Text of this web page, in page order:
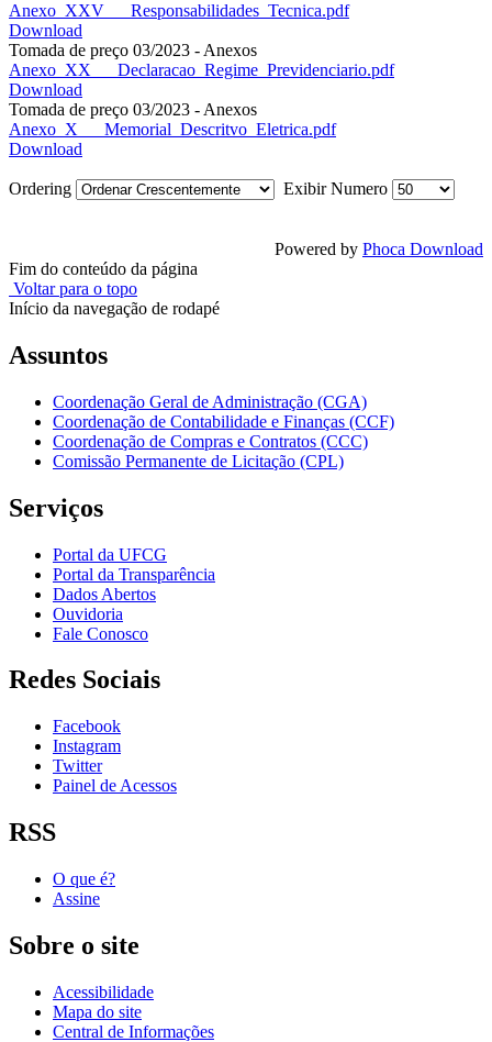
Anexo_XXV___Responsabilidades_Tecnica.pdf
Download
Tomada de preço 03/2023 - Anexos
Anexo_XX___Declaracao_Regime_Previdenciario.pdf
Download
Tomada de preço 03/2023 - Anexos
Anexo_X___Memorial_Descritvo_Eletrica.pdf
Download
Ordering Exibir Numero
Powered by Phoca Download
Fim do conteúdo da página
Voltar para o topo
Início da navegação de rodapé
Assuntos
Coordenação Geral de Administração (CGA)
Coordenação de Contabilidade e Finanças (CCF)
Coordenação de Compras e Contratos (CCC)
Comissão Permanente de Licitação (CPL)
Serviços
Portal da UFCG
Portal da Transparência
Dados Abertos
Ouvidoria
Fale Conosco
Redes Sociais
Facebook
Instagram
Twitter
Painel de Acessos
RSS
O que é?
Assine
Sobre o site
Acessibilidade
Mapa do site
Central de Informações